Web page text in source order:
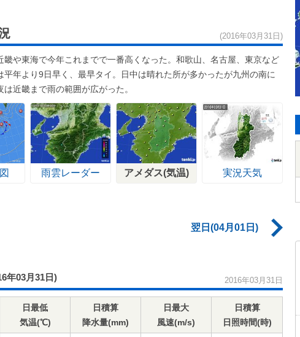
(2016年03月31日)
や東海で今年これまでで一番高くなった。和歌山、名古屋、東京など
年より9日早く、最早タイ。日中は晴れた所が多かったが九州の南に
近畿まで雨の範囲が広がった。
雨雲レーダー アメダス(気温) 実況天気
翌日(04月01日)
年03月31日) 2016年03月31日
日最低
気温(℃)
日積算
降水量(mm)
日最大
風速(m/s)
日積算
日照時間(時)